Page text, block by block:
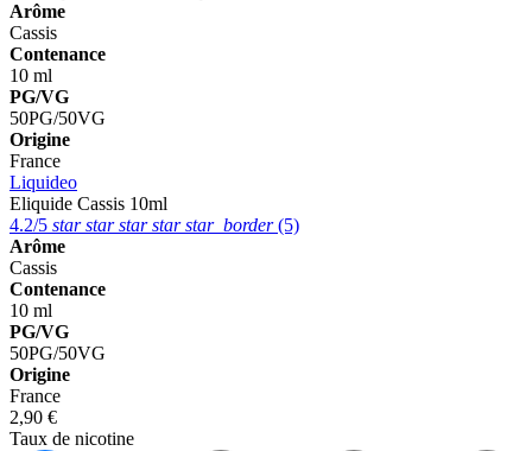
Arôme
Cassis
Contenance
10 ml
PG/VG
50PG/50VG
Origine
France
Liquideo
Eliquide Cassis 10ml
4.2/5 starstarstarstarstar_border(5)
Arôme
Cassis
Contenance
10 ml
PG/VG
50PG/50VG
Origine
France
2,90 €
Taux de nicotine